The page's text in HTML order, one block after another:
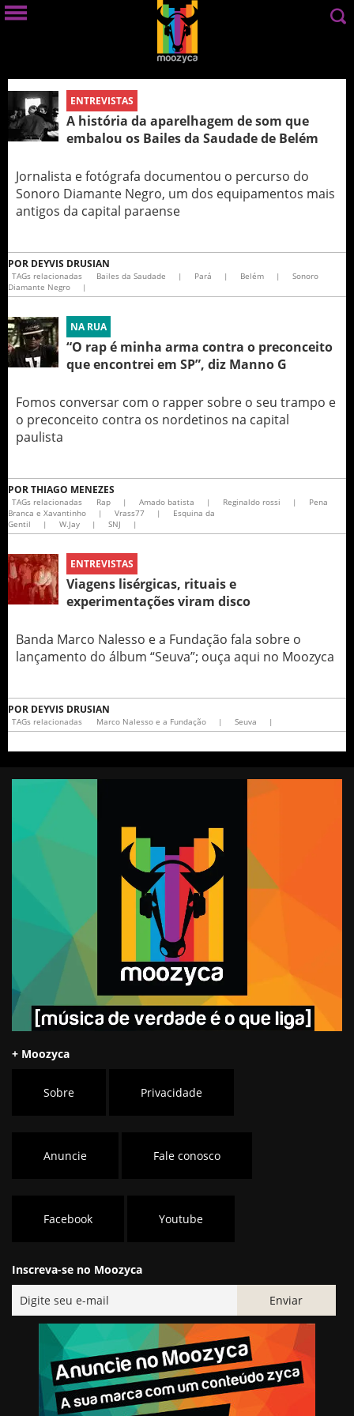
ENTREVISTAS
A história da aparelhagem de som que
embalou os Bailes da Saudade de Belém
Jornalista e fotógrafa documentou o percurso do
Sonoro Diamante Negro, um dos equipamentos mais
antigos da capital paraense
POR DEYVIS DRUSIAN
TAGs relacionadas Bailes da Saudade | Pará | Belém |
Sonoro
Diamante Negro
|
NA RUA
“O rap é minha arma contra o preconceito
que encontrei em SP”, diz Manno G
Fomos conversar com o rapper sobre o seu trampo e
o preconceito contra os nordetinos na capital
paulista
PORTHIAGO MENEZES
TAGs relacionadas Rap | Amado batista | Reginaldo rossi |
Pena
Branca e Xavantinho
| Vrass77 |
Esquina da
Gentil
| W.Jay | SNJ |
ENTREVISTAS
Viagens lisérgicas, rituais e
experimentações viram disco
Banda Marco Nalesso e a Fundação fala sobre o
lançamento do álbum “Seuva”; ouça aqui no Moozyca
POR DEYVIS DRUSIAN
TAGs relacionadas Marco Nalesso e a Fundação | Seuva |
+ Moozyca
Sobre Privacidade
Anuncie Fale conosco
Facebook Youtube
Inscreva-se no Moozyca